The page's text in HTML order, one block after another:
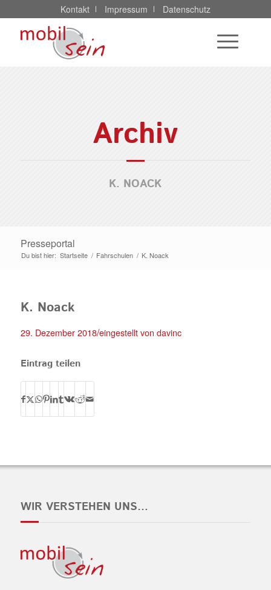
Kontakt Impressum Datenschutz
Archiv
K. NOACK
Presseportal
Du bist hier: Startseite / Fahrschulen / K. Noack
K. Noack
29. Dezember 2018/eingestellt von davinc
Eintrag teilen
WIR VERSTEHEN UNS…